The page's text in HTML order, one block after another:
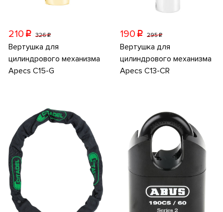
210 p 326p
Вертушка для
цилиндрового механизма
Apecs C15-G
190 p 295p
Вертушка для
цилиндрового механизма
Apecs C13-CR